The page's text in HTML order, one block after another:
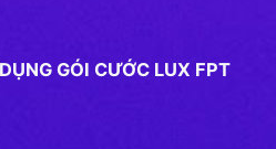
GÓI CƯỚC LUX FPT